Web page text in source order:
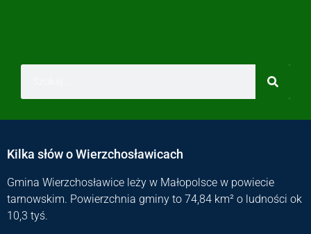
Kilka słów o Wierzchosławicach
Gmina Wierzchosławice leży w Małopolsce w powiecie
tarnowskim. Powierzchnia gminy to 74,84 km² o ludności ok
10,3 tyś.